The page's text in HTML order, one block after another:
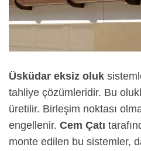
Üsküdar eksiz oluk
tahliye çözümleridir. Bu
üretilir. Birleşim noktası
engellenir. Cem Çatı
monte edilen bu sistemler,